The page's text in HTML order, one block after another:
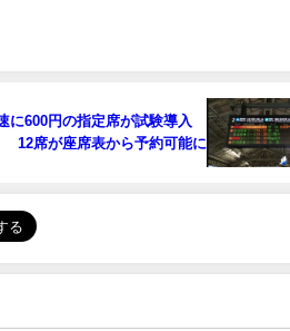
に600円の指定席が試験導入
12席が座席表から予約可能に